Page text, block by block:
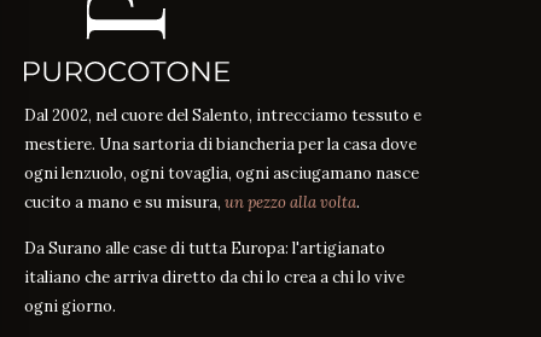
Dal 2002, nel cuore del Salento, intrecciamo tessuto e
mestiere. Una sartoria di biancheria per la casa dove
ogni lenzuolo, ogni tovaglia, ogni asciugamano nasce
cucito a mano e su misura, un pezzo alla volta.
Da Surano alle case di tutta Europa: l'artigianato
italiano che arriva diretto da chi lo crea a chi lo vive
ogni giorno.